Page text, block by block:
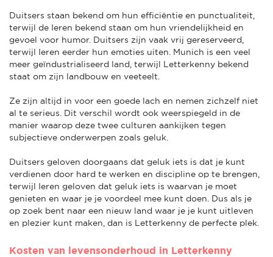
Duitsers staan bekend om hun efficiëntie en punctualiteit,
terwijl de Ieren bekend staan om hun vriendelijkheid en
gevoel voor humor. Duitsers zijn vaak vrij gereserveerd,
terwijl Ieren eerder hun emoties uiten. Munich is een veel
meer geïndustrialiseerd land, terwijl Letterkenny bekend
staat om zijn landbouw en veeteelt.
Ze zijn altijd in voor een goede lach en nemen zichzelf niet
al te serieus. Dit verschil wordt ook weerspiegeld in de
manier waarop deze twee culturen aankijken tegen
subjectieve onderwerpen zoals geluk.
Duitsers geloven doorgaans dat geluk iets is dat je kunt
verdienen door hard te werken en discipline op te brengen,
terwijl Ieren geloven dat geluk iets is waarvan je moet
genieten en waar je je voordeel mee kunt doen. Dus als je
op zoek bent naar een nieuw land waar je je kunt uitleven
en plezier kunt maken, dan is Letterkenny de perfecte plek.
Kosten van levensonderhoud in Letterkenny